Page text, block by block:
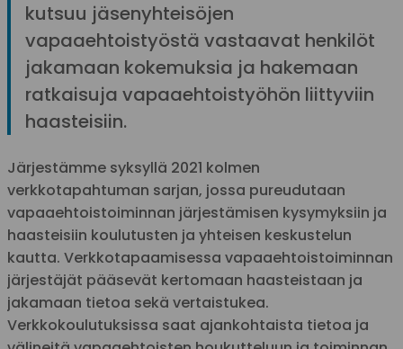
kutsuu jäsenyhteisöjen
vapaaehtoistyöstä vastaavat henkilöt
jakamaan kokemuksia ja hakemaan
ratkaisuja vapaaehtoistyöhön liittyviin
haasteisiin.
Järjestämme syksyllä 2021 kolmen
verkkotapahtuman sarjan, jossa pureudutaan
vapaaehtoistoiminnan järjestämisen kysymyksiin ja
haasteisiin koulutusten ja yhteisen keskustelun
kautta. Verkkotapaamisessa vapaaehtoistoiminnan
järjestäjät pääsevät kertomaan haasteistaan ja
jakamaan tietoa sekä vertaistukea.
Verkkokoulutuksissa saat ajankohtaista tietoa ja